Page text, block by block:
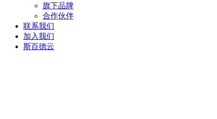
旗下品牌
合作伙伴
联系我们
加入我们
斯百德云